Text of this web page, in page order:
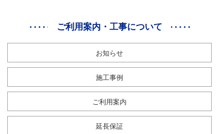
ご利用案内・工事について
お知らせ
施工事例
ご利用案内
延長保証